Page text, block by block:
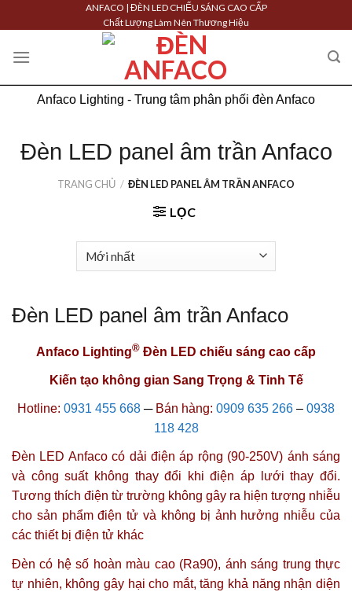
to
content
ANFACO | ĐÈN LED CHIẾU SÁNG CAO CẤP
Chất Lượng Làm Nên Thương Hiệu
Anfaco Lighting - Trung tâm phân phối đèn Anfaco
Đèn LED panel âm trần Anfaco
TRANG CHỦ / ĐÈN LED PANEL ÂM TRẦN ANFACO
LỌC
Đèn LED panel âm trần Anfaco
Anfaco Lighting® Đèn LED chiếu sáng cao cấp
Kiến tạo không gian Sang Trọng & Tinh Tế
Hotline: 0931 455 668 ─Bán hàng: 0909 635 266 – 0938
118 428
Đèn LED Anfaco có dải điện áp rộng (90-250V) ánh sáng
và công suất không thay đổi khi điện áp lưới thay đổi.
Tương thích điện từ trường không gây ra hiện tượng nhiễu
cho sản phẩm điện tử và không bị ảnh hưởng nhiễu của
các thiết bị điện tử khác
Đèn có hệ số hoàn màu cao (Ra90), ánh sáng trung thực
tự nhiên, không gây hại cho mắt, tăng khả năng nhận diện